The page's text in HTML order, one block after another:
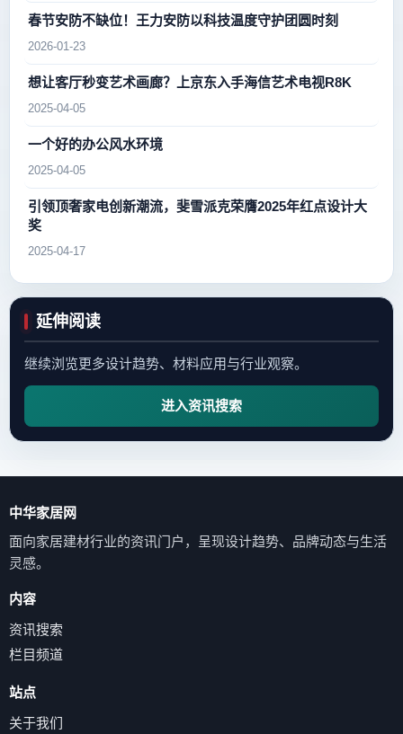
春节安防不缺位！王力安防以科技温度守护团圆时刻
2026-01-23
想让客厅秒变艺术画廊？上京东入手海信艺术电视R8K
2025-04-05
一个好的办公风水环境
2025-04-05
引领顶奢家电创新潮流，斐雪派克荣膺2025年红点设计大
奖
2025-04-17
延伸阅读
继续浏览更多设计趋势、材料应用与行业观察。
进入资讯搜索
中华家居网
面向家居建材行业的资讯门户，呈现设计趋势、品牌动态与生活
灵感。
内容
资讯搜索
栏目频道
站点
关于我们